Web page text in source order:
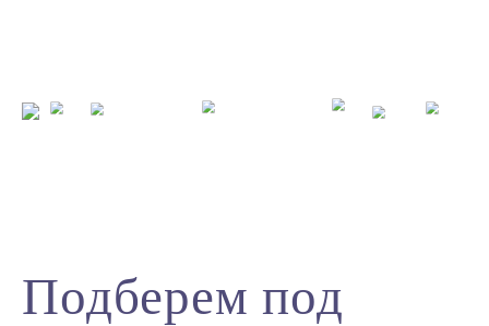
Подберем под